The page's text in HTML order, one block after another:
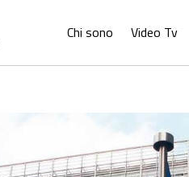
Chi sono Video Tv